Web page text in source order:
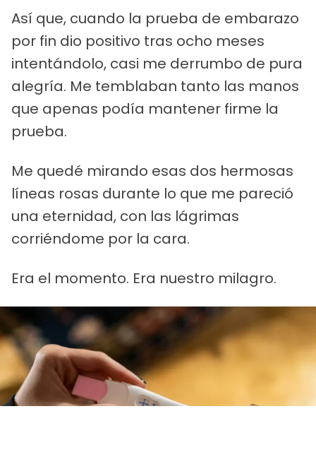
Así que, cuando la prueba de embarazo
por fin dio positivo tras ocho meses
intentándolo, casi me derrumbo de pura
alegría. Me temblaban tanto las manos
que apenas podía mantener firme la
prueba.
Me quedé mirando esas dos hermosas
líneas rosas durante lo que me pareció
una eternidad, con las lágrimas
corriéndome por la cara.
Era el momento. Era nuestro milagro.